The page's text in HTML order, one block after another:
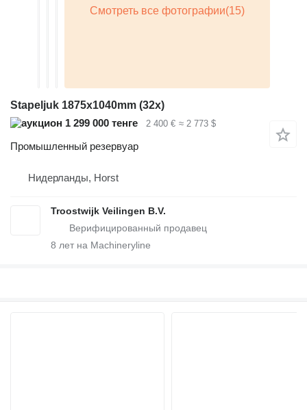
Stapeljuk 1875x1040mm (32x)
1 299 000 тенге
2 400 € ≈ 2 773 $
Промышленный резервуар
Нидерланды, Horst
Troostwijk Veilingen B.V.
8 лет на Machineryline